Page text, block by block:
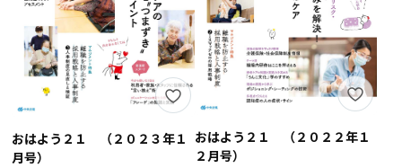
おはよう２１ （２０２３年１
月号）
おはよう２１ （２０２２年１
２月号）